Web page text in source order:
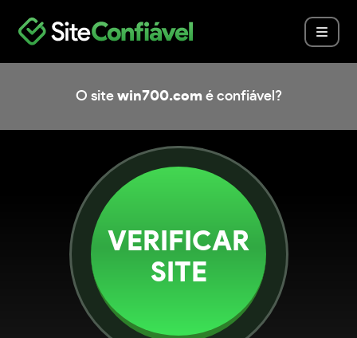
O site win700.com é confiável?
VERIFICAR
SITE